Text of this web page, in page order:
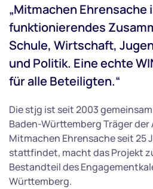
„Mitmachen Ehrensache
funktionierendes
Schule, Wirtschaft,
und Politik. Eine echte
für alle Beteiligten.“
Die stjg ist seit 2003
Baden-Württemberg Träger der
Mitmachen Ehrensache seit 25
stattfindet, macht das Projekt
Bestandteil des
Württemberg.